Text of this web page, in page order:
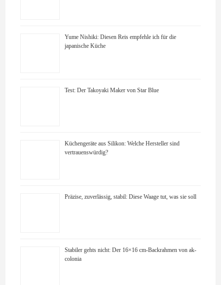
Yume Nishiki: Diesen Reis empfehle ich für die
japanische Küche
Test: Der Takoyaki Maker von Star Blue
Küchengeräte aus Silikon: Welche Hersteller sind
vertrauenswürdig?
Präzise, zuverlässig, stabil: Diese Waage tut, was sie soll
Stabiler gehts nicht: Der 16×16 cm-Backrahmen von ak-
colonia